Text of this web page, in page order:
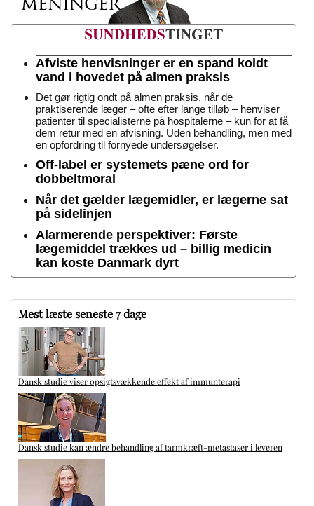
Afviste henvisninger er en spand koldt
vand i hovedet på almen praksis
Det gør rigtig ondt på almen praksis, når de
praktiserende læger – ofte efter lange tilløb – henviser
patienter til specialisterne på hospitalerne – kun for at få
dem retur med en afvisning. Uden behandling, men med
en opfordring til fornyede undersøgelser.
Off-label er systemets pæne ord for
dobbeltmoral
Når det gælder lægemidler, er lægerne sat
på sidelinjen
Alarmerende perspektiver: Første
lægemiddel trækkes ud – billig medicin
kan koste Danmark dyrt
Mest læste seneste 7 dage
Dansk studie viser opsigtsvækkende effekt af immunterapi
Dansk studie kan ændre behandling af tarmkræft-metastaser i leveren